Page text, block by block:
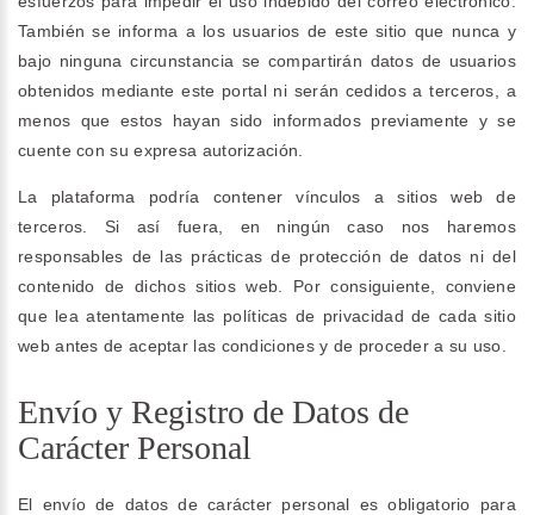
También se informa a los usuarios de este sitio que nunca y
bajo ninguna circunstancia se compartirán datos de usuarios
obtenidos mediante este portal ni serán cedidos a terceros, a
menos que estos hayan sido informados previamente y se
cuente con su expresa autorización.
La plataforma podría contener vínculos a sitios web de
terceros. Si así fuera, en ningún caso nos haremos
responsables de las prácticas de protección de datos ni del
contenido de dichos sitios web. Por consiguiente, conviene
que lea atentamente las políticas de privacidad de cada sitio
web antes de aceptar las condiciones y de proceder a su uso.
Envío y Registro de Datos de
Carácter Personal
El envío de datos de carácter personal es obligatorio para